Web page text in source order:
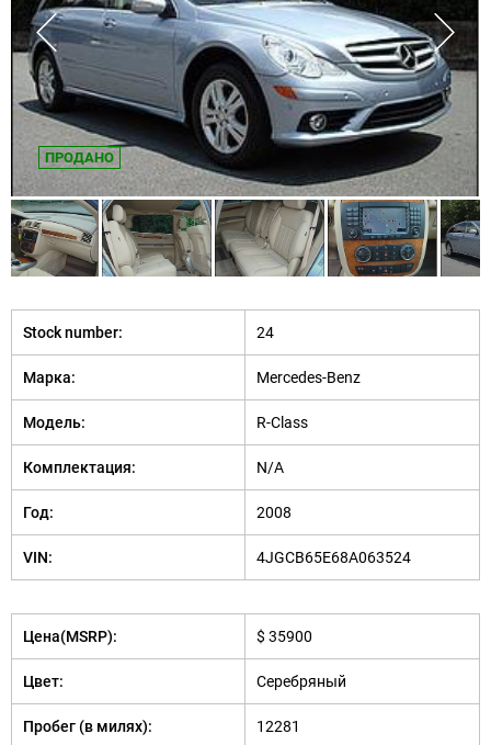
ПРОДАНО
Stock number: 24
Марка: Mercedes-Benz
Модель: R-Class
Комплектация: N/A
Год: 2008
VIN: 4JGCB65E68A063524
Цена(MSRP): $ 35900
Цвет: Серебряный
Пробег (в милях): 12281